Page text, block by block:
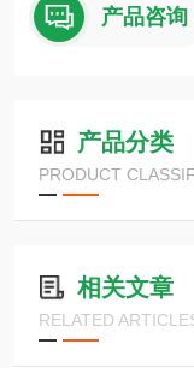
产品咨询
产品分类
PRODUCT
相关文章
RELATED